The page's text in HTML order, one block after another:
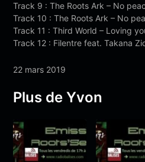
Track 9 : The Roots Ark – No
Track 10 : The Roots Ark – No
Track 11 : Third World – Loving
Track 12 : Filentre feat. Takana
22 mars 2019
Plus de Yvon